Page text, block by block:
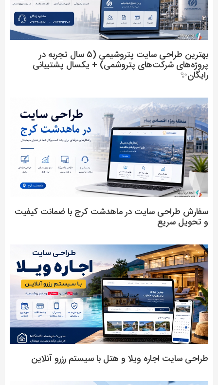
بهترین طراحی سایت پتروشیمی (۵ سال تجربه در
پروژه‌های شرکت‌های پتروشمی) + یکسال پشتیبانی
رایگان✨
سفارش طراحی سایت در ماهدشت کرج با ضمانت کیفیت
و تحویل سریع
طراحی سایت اجاره ویلا و هتل با سیستم رزرو آنلاین